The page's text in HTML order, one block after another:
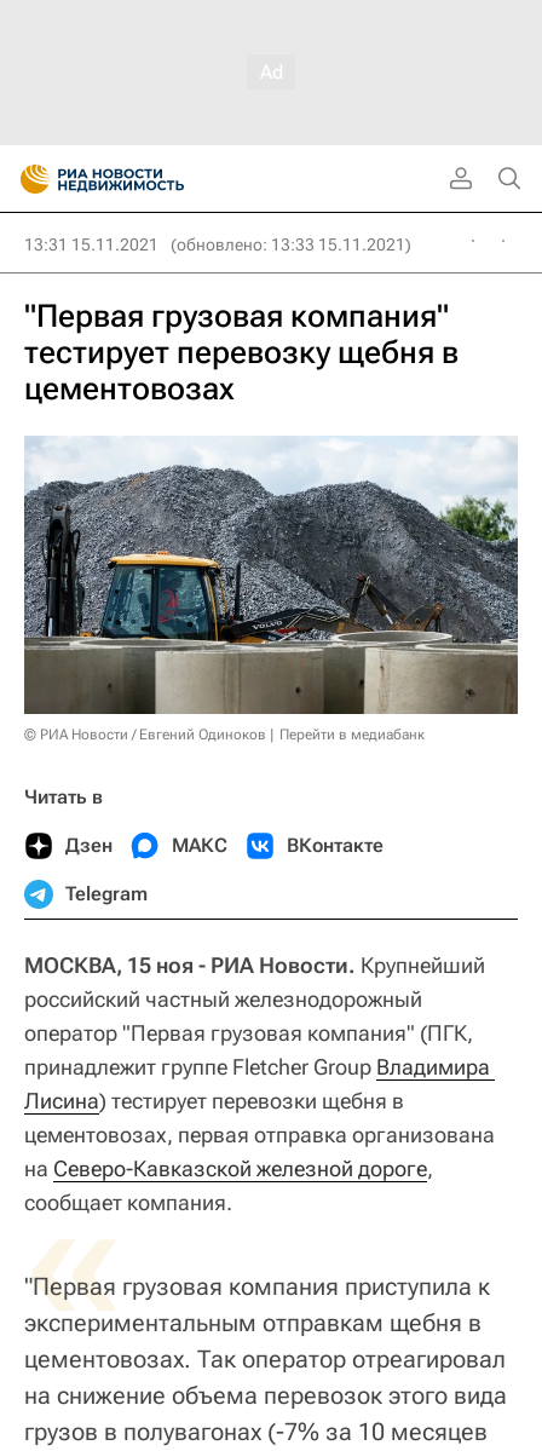
13:31 15.11.2021 (обновлено: 13:33 15.11.2021)
"Первая грузовая компания"
тестирует перевозку щебня в
цементовозах
© РИА Новости / Евгений Одиноков Перейти в медиабанк
Читать в
Дзен МАКС ВКонтакте
Telegram
МОСКВА, 15 ноя - РИА Новости. Крупнейший
российский частный железнодорожный
оператор "Первая грузовая компания" (ПГК,
принадлежит группе Fletcher Group Владимира
Лисина) тестирует перевозки щебня в
цементовозах, первая отправка организована
на Северо-Кавказской железной дороге,
сообщает компания.
«
"Первая грузовая компания приступила к
экспериментальным отправкам щебня в
цементовозах. Так оператор отреагировал
на снижение объема перевозок этого вида
грузов в полувагонах (-7% за 10 месяцев